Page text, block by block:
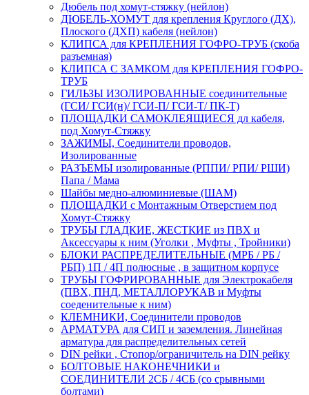
Дюбель под хомут-стяжку (нейлон)
ДЮБЕЛЬ-ХОМУТ для крепления Круглого (ДХ),
Плоского (ДХП) кабеля (нейлон)
КЛИПСА для КРЕПЛЕНИЯ ГОФРО-ТРУБ (скоба
разъемная)
КЛИПСА С ЗАМКОМ для КРЕПЛЕНИЯ ГОФРО-
ТРУБ
ГИЛЬЗЫ ИЗОЛИРОВАННЫЕ соединительные
(ГСИ/ ГСИ(н)/ ГСИ-П/ ГСИ-Т/ ПК-Т)
ПЛОЩАДКИ САМОКЛЕЯЩИЕСЯ дл кабеля,
под Хомут-Стяжку
ЗАЖИМЫ, Соединители проводов,
Изолированные
РАЗЪЕМЫ изолированные (РППИ/ РПИ/ РШИ)
Папа / Мама
Шайбы медно-алюминиевые (ШАМ)
ПЛОЩАДКИ с Монтажным Отверстием под
Хомут-Стяжку
ТРУБЫ ГЛАДКИЕ, ЖЕСТКИЕ из ПВХ и
Аксессуары к ним (Уголки , Муфты , Тройники)
БЛОКИ РАСПРЕДЕЛИТЕЛЬНЫЕ (МРБ / РБ /
РБП) 1П / 4П полюсные , в защитном корпусе
ТРУБЫ ГОФРИРОВАННЫЕ для Электрокабеля
(ПВХ, ПНД, МЕТАЛЛОРУКАВ и Муфты
соеденительные к ним)
КЛЕМНИКИ, Соединители проводов
АРМАТУРА для СИП и заземления. Линейная
арматура для распределительных сетей
DIN рейки , Стопор/ограничитель на DIN рейку
БОЛТОВЫЕ НАКОНЕЧНИКИ и
СОЕДИНИТЕЛИ 2СБ / 4СБ (со срывными
болтами)